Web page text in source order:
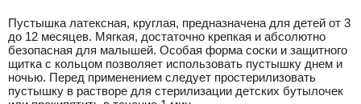
Пустышка латексная, круглая, предназначена для детей от 3
до 12 месяцев. Мягкая, достаточно крепкая и абсолютно
безопасная для малышей. Особая форма соски и защитного
щитка с кольцом позволяет использовать пустышку днем и
ночью. Перед применением следует простерилизовать
пустышку в растворе для стерилизации детских бутылочек